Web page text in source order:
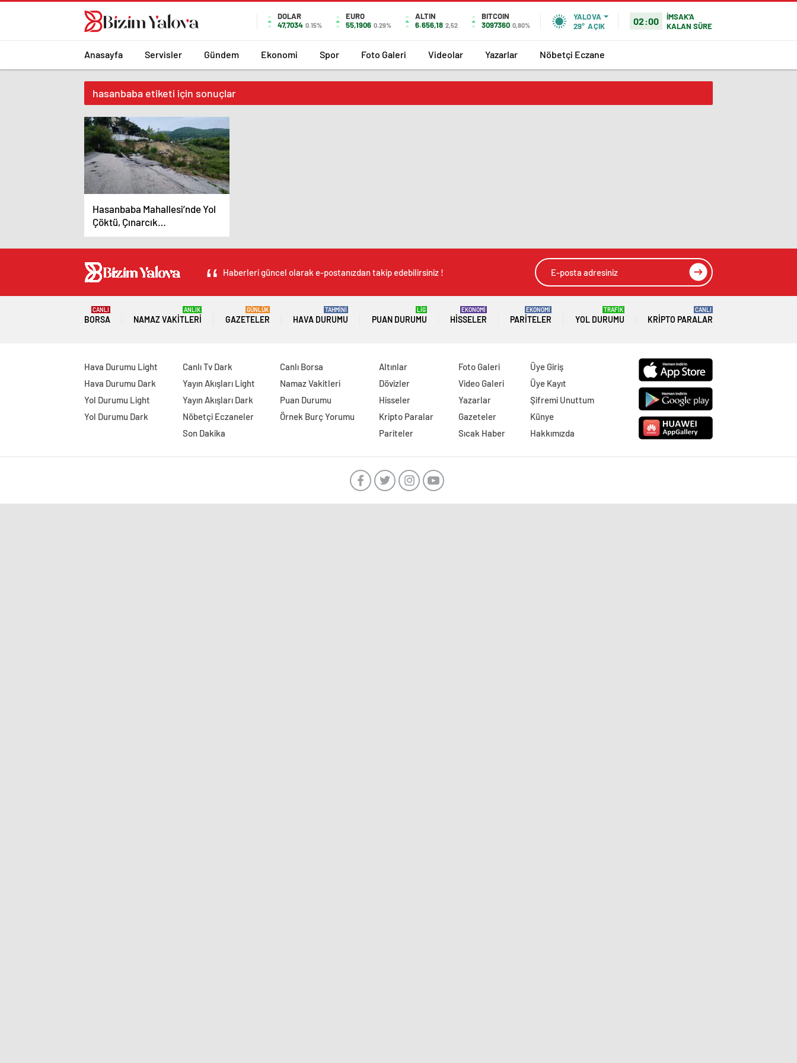
romabet
deneme
DOLAR
47,7034 0.15%
EURO
55,1906 0.29%
ALTIN
6.656,18 2,52
BITCOIN
3097360 0,80%
YALOVA
29° AÇIK 02:00
İMSAK'A
KALAN SÜRE
Anasayfa Servisler Gündem Ekonomi Spor Foto Galeri Videolar Yazarlar Nöbetçi Eczane
hasanbaba etiketi için sonuçlar
Hasanbaba Mahallesi’nde Yol
Çöktü, Çınarcık
Belediyesi’nden Henüz Bir
Adım Atılmadı
Haberleri güncel olarak e-postanızdan takip edebilirsiniz !
BORSA
CANLI
NAMAZ VAKITLERI
ANLIK
GAZETELER
GÜNLÜK
HAVA DURUMU
TAHMİNİ
PUAN DURUMU
LİG
HISSELER
EKONOMİ
PARITELER
EKONOMİ
YOL DURUMU
TRAFİK
KRIPTO PARALAR
CANLI
Hava Durumu Light
Hava Durumu Dark
Yol Durumu Light
Yol Durumu Dark
Canlı Tv Dark
Yayın Akışları Light
Yayın Akışları Dark
Nöbetçi Eczaneler
Son Dakika
Canlı Borsa
Namaz Vakitleri
Puan Durumu
Örnek Burç Yorumu
Altınlar
Dövizler
Hisseler
Kripto Paralar
Pariteler
Foto Galeri
Video Galeri
Yazarlar
Gazeteler
Sıcak Haber
Üye Giriş
Üye Kayıt
Şifremi Unuttum
Künye
Hakkımızda